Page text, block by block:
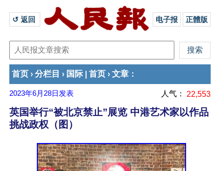
↺ 返回 电子报 正體版
首页 › 分栏目 › 国际 首页 › 文章 ：
2023年6月28日 发表 人气： 22,553
英国举行“被北京禁止”展览 中港艺术家以作品
挑战政权（图）